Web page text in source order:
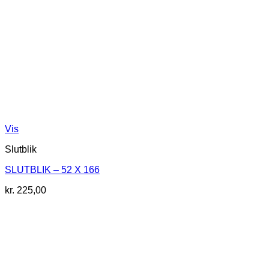
Vis
Slutblik
SLUTBLIK – 52 X 166
kr. 225,00